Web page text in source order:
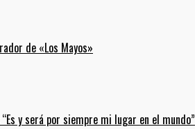
de «Los Mayos»
y será por siempre mi lugar en el mundo”